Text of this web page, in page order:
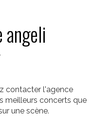
contacter l'agence
meilleurs concerts que
une scène.